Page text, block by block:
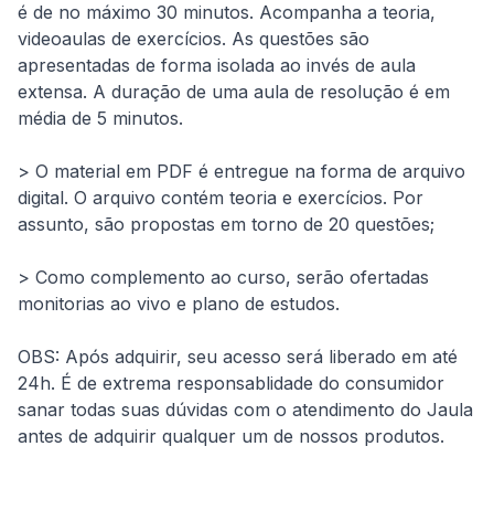
é de no máximo 30 minutos. Acompanha a teoria,
videoaulas de exercícios. As questões são
apresentadas de forma isolada ao invés de aula
extensa. A duração de uma aula de resolução é em
média de 5 minutos.
> O material em PDF é entregue na forma de arquivo
digital. O arquivo contém teoria e exercícios. Por
assunto, são propostas em torno de 20 questões;
> Como complemento ao curso, serão ofertadas
monitorias ao vivo e plano de estudos.
OBS: Após adquirir, seu acesso será liberado em até
24h. É de extrema responsablidade do consumidor
sanar todas suas dúvidas com o atendimento do Jaula
antes de adquirir qualquer um de nossos produtos.